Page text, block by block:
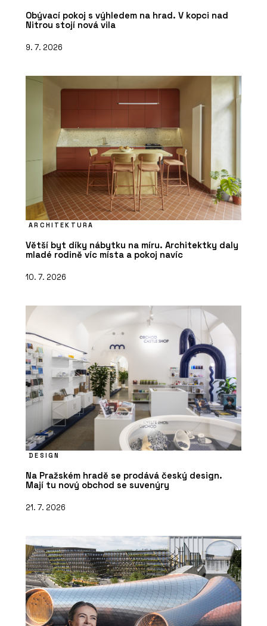
Obývací pokoj s výhledem na hrad. V kopci nad
Nitrou stojí nová vila
9. 7. 2026
ARCHITEKTURA
Větší byt díky nábytku na míru. Architektky daly
mladé rodině víc místa a pokoj navíc
10. 7. 2026
DESIGN
Na Pražském hradě se prodává český design.
Mají tu nový obchod se suvenýry
21. 7. 2026